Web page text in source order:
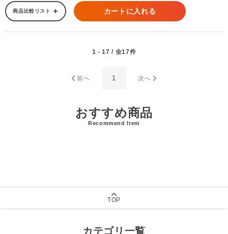
商品比較リスト カートに入れる
1 - 17 / 全17件
前へ 1 次へ
おすすめ商品
Recommend Item
TOP
カテゴリ一覧